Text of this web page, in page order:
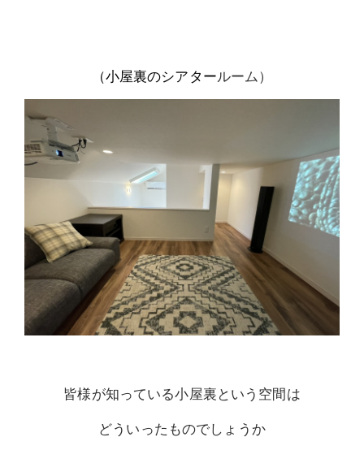
（小屋裏のシアタールーム）
皆様が知っている小屋裏という空間は
どういったものでしょうか